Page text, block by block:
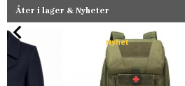
Åter i lager & Nyheter
Nyhet